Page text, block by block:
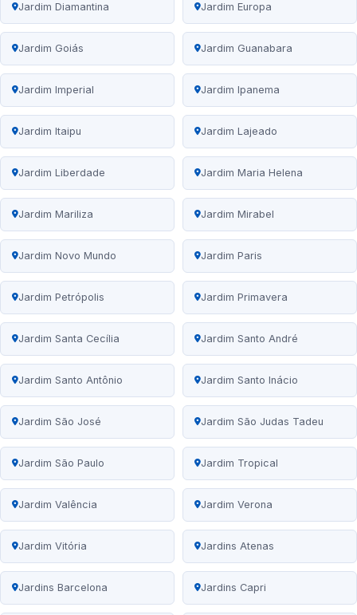
Jardim Diamantina Jardim Europa
Jardim Goiás Jardim Guanabara
Jardim Imperial Jardim Ipanema
Jardim Itaipu Jardim Lajeado
Jardim Liberdade Jardim Maria Helena
Jardim Mariliza Jardim Mirabel
Jardim Novo Mundo Jardim Paris
Jardim Petrópolis Jardim Primavera
Jardim Santa Cecília Jardim Santo André
Jardim Santo Antônio Jardim Santo Inácio
Jardim São José Jardim São Judas Tadeu
Jardim São Paulo Jardim Tropical
Jardim Valência Jardim Verona
Jardim Vitória Jardins Atenas
Jardins Barcelona Jardins Capri